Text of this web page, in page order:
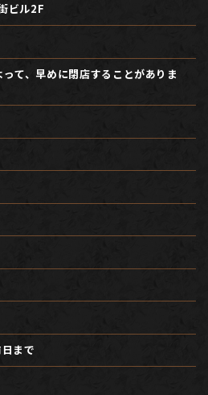
ビル2F
、早めに閉店することがありま
まで